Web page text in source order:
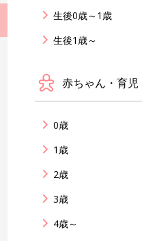
生後0歳～1歳
生後1歳～
赤ちゃん・育児
0歳
1歳
2歳
3歳
4歳～